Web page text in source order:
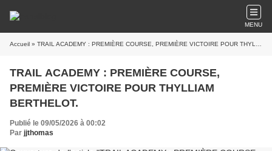
MENU
Accueil » TRAIL ACADEMY : PREMIÈRE COURSE, PREMIÈRE VICTOIRE POUR THYLLIAM BERTHELOT.
TRAIL ACADEMY : PREMIÈRE COURSE,
PREMIÈRE VICTOIRE POUR THYLLIAM
BERTHELOT.
Publié le 09/05/2026 à 00:02
Par jjthomas